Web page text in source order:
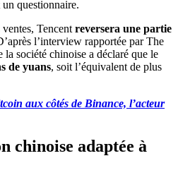
questionnaire.
Tencent reversera une partie
l’interview rapportée par The
la société chinoise a déclaré que le
de yuans, soit l’équivalent de plus
aux côtés de Binance, l’acteur
chinoise adaptée à